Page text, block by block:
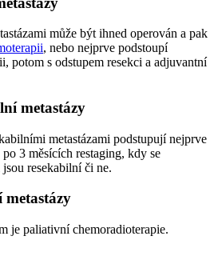
může být ihned operován a pak
, nebo nejprve podstoupí
potom s odstupem resekci a adjuvantní
metastázy
metastázami podstupují nejprve
3 měsících restaging, kdy se
resekabilní či ne.
je paliativní chemoradioterapie.